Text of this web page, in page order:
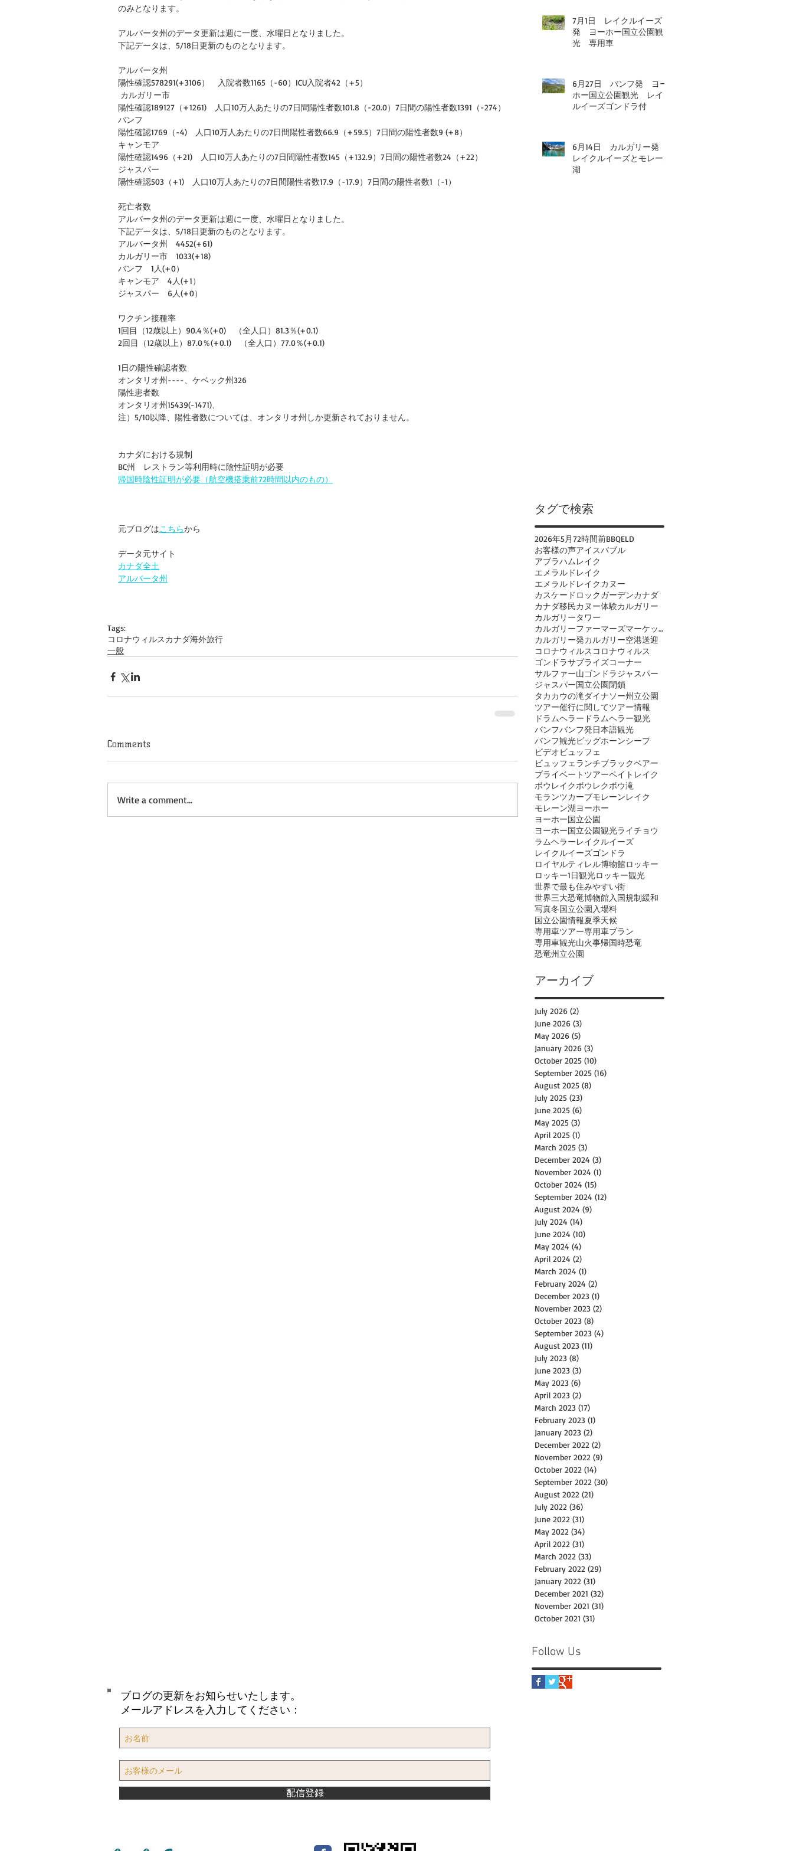
のみとなります。
アルバータ州のデータ更新は週に一度、水曜日となりました。
下記データは、5/18日更新のものとなります。
アルバータ州
陽性確認578291(+3106）　入院者数1165（-60）ICU入院者42（+5）
カルガリー市
陽性確認189127（+1261)　人口10万人あたりの7日間陽性者数101.8（-20.0）7日間の陽性者数1391（-274）
バンフ
陽性確認1769（-4)　人口10万人あたりの7日間陽性者数66.9（+59.5）7日間の陽性者数9 (+8）
キャンモア
陽性確認1496（+21)　人口10万人あたりの7日間陽性者数145（+132.9）7日間の陽性者数24（+22）
ジャスパー
陽性確認503（+1)　人口10万人あたりの7日間陽性者数17.9（-17.9）7日間の陽性者数1（-1）
死亡者数
アルバータ州のデータ更新は週に一度、水曜日となりました。
下記データは、5/18日更新のものとなります。
アルバータ州　4452(+61)
カルガリー市　1033(+18)
バンフ　1人(+0）
キャンモア　4人(+1）
ジャスパー　6人(+0）
ワクチン接種率
1回目（12歳以上）90.4％(+0)　（全人口）81.3％(+0.1)
2回目（12歳以上）87.0％(+0.1)　（全人口）77.0％(+0.1)
1日の陽性確認者数
オンタリオ州----、ケベック州326
陽性患者数
オンタリオ州15439(-1471)、
注）5/10以降、陽性者数については、オンタリオ州しか更新されておりません。
カナダにおける規制
BC州　レストラン等利用時に陰性証明が必要
帰国時陰性証明が必要（航空機搭乗前72時間以内のもの）
元ブログはこちらから
データ元サイト
カナダ全土
アルバータ州
Tags:
コロナウィルスカナダ海外旅行
一般
Comments
Write a comment...
7月1日 レイクルイーズ
発 ヨーホー国立公園観
光 専用車
6月27日 バンフ発 ヨー
ホー国立公園観光 レイク
ルイーズゴンドラ付
6月14日 カルガリー発
レイクルイーズとモレーン
湖
タグで検索
2026年5月72時間前BBQELD
お客様の声アイスバブル
アブラハムレイク
エメラルドレイク
エメラルドレイクカヌー
カスケードロックガーデンカナダ
カナダ移民カヌー体験カルガリー
カルガリータワー
カルガリーファーマーズマーケット
カルガリー発カルガリー空港送迎
コロナウィルス コロナウィルス
ゴンドラサプライズコーナー
サルファー山ゴンドラジャスパー
ジャスパー国立公園閉鎖
タカカウの滝ダイナソー州立公園
ツアー催行に関してツアー情報
ドラムヘラー ドラムヘラー観光
バンフバンフ発日本語観光
バンフ観光ビッグホーンシープ
ビデオビュッフェ
ビュッフェランチブラックベアー
プライベートツアーペイトレイク
ボウレイクボウレクボウ滝
モランツカーブモレーンレイク
モレーン湖ヨーホー
ヨーホー国立公園
ヨーホー国立公園観光ライチョウ
ラムヘラーレイクルイーズ
レイクルイーズゴンドラ
ロイヤルティレル博物館ロッキー
ロッキー1日観光ロッキー観光
世界で最も住みやすい街
世界三大恐竜博物館入国規制緩和
写真冬国立公園入場料
国立公園情報夏季天候
専用車ツアー専用車プラン
専用車観光山火事帰国時恐竜
恐竜州立公園
アーカイブ
July 2026 (2)
June 2026 (3)
May 2026 (5)
January 2026 (3)
October 2025 (10)
September 2025 (16)
August 2025 (8)
July 2025 (23)
June 2025 (6)
May 2025 (3)
April 2025 (1)
March 2025 (3)
December 2024 (3)
November 2024 (1)
October 2024 (15)
September 2024 (12)
August 2024 (9)
July 2024 (14)
June 2024 (10)
May 2024 (4)
April 2024 (2)
March 2024 (1)
February 2024 (2)
December 2023 (1)
November 2023 (2)
October 2023 (8)
September 2023 (4)
August 2023 (11)
July 2023 (8)
June 2023 (3)
May 2023 (6)
April 2023 (2)
March 2023 (17)
February 2023 (1)
January 2023 (2)
December 2022 (2)
November 2022 (9)
October 2022 (14)
September 2022 (30)
August 2022 (21)
July 2022 (36)
June 2022 (31)
May 2022 (34)
April 2022 (31)
March 2022 (33)
February 2022 (29)
January 2022 (31)
December 2021 (32)
November 2021 (31)
October 2021 (31)
Follow Us
ブログの更新をお知らせいたします。
メールアドレスを入力してください：
配信登録